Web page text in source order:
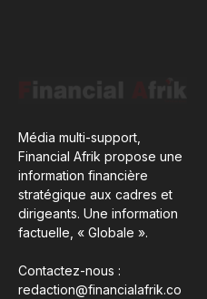
Média multi-support,
Financial Afrik propose une
information financière
stratégique aux cadres et
dirigeants. Une information
factuelle, « Globale ».
Contactez-nous :
redaction@financialafrik.co